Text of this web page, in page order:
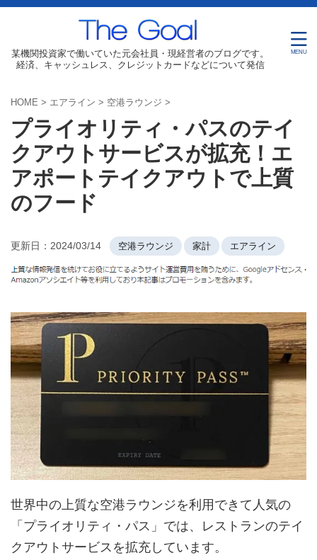
某機関投資家で働いていた元会社員・現経営者のブログです。
経済、キャッシュレス、クレジットカードなどについて発信
HOME > エアライン > 空港ラウンジ >
プライオリティ・パスのテイ
クアウトサービスが拡充！エ
アポートテイクアウトで上質
のフード
更新日： 2024/03/14 空港ラウンジ 家計 エアライン
世界中の上質な空港ラウンジを利用できて人気の
「プライオリティ・パス」では、レストランのテイ
クアウトサービスを拡充しています。